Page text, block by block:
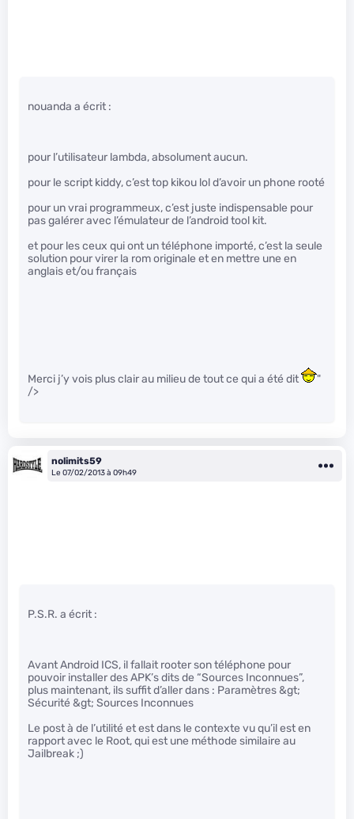
nouanda a écrit :
pour l’utilisateur lambda, absolument aucun.
pour le script kiddy, c’est top kikou lol d’avoir un phone rooté
pour un vrai programmeux, c’est juste indispensable pour
pas galérer avec l’émulateur de l’android tool kit.
et pour les ceux qui ont un téléphone importé, c’est la seule
solution pour virer la rom originale et en mettre une en
anglais et/ou français
Merci j’y vois plus clair au milieu de tout ce qui a été dit
"
/>
nolimits59
Le 07/02/2013 à 09h49
P.S.R. a écrit :
Avant Android ICS, il fallait rooter son téléphone pour
pouvoir installer des APK’s dits de “Sources Inconnues”,
plus maintenant, ils suffit d’aller dans : Paramètres &gt;
Sécurité &gt; Sources Inconnues
Le post à de l’utilité et est dans le contexte vu qu’il est en
rapport avec le Root, qui est une méthode similaire au
Jailbreak ;)